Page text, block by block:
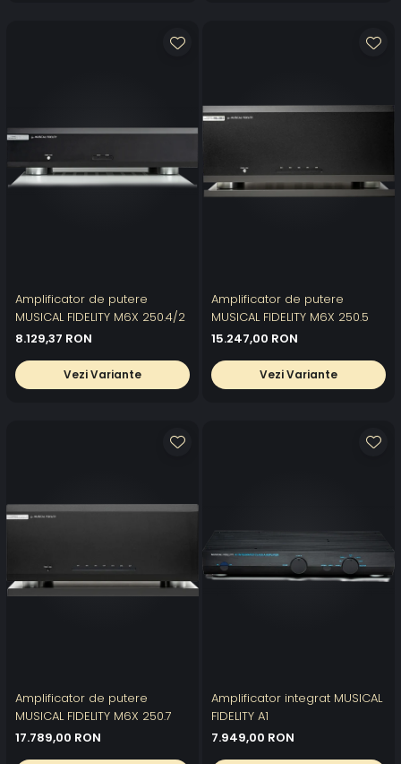
Amplificator de putere
MUSICAL FIDELITY M6X 250.4/2
8.129,37 RON
Vezi Variante
Amplificator de putere
MUSICAL FIDELITY M6X 250.5
15.247,00 RON
Vezi Variante
Amplificator de putere
MUSICAL FIDELITY M6X 250.7
17.789,00 RON
Amplificator integrat MUSICAL
FIDELITY A1
7.949,00 RON